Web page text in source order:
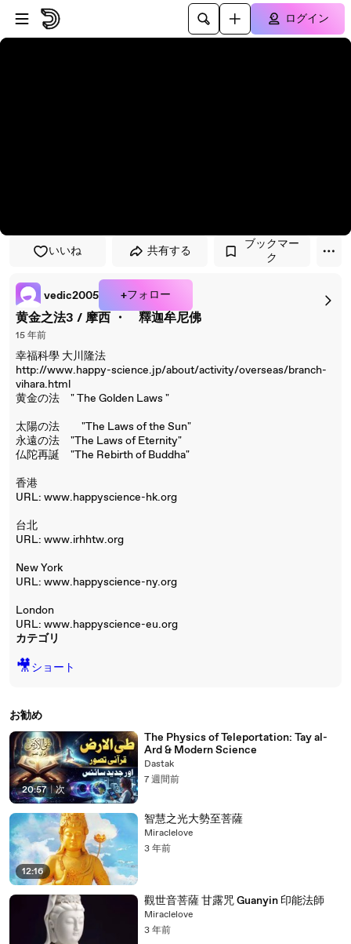
プレイヤーにスキップ
メインコンテンツにスキップ
ログイン
いいね 共有する
ブックマー
ク
vedic2005 +フォロー
黄金之法3 / 摩西 ・ 釋迦牟尼佛
15 年前
幸福科學 大川隆法
http://www.happy-science.jp/about/activity/overseas/branch-
vihara.html
黄金の法 " The Golden Laws "
太陽の法 "The Laws of the Sun"
永遠の法 "The Laws of Eternity"
仏陀再誕 "The Rebirth of Buddha"
香港
URL: www.happyscience-hk.org
台北
URL: www.irhhtw.org
New York
URL: www.happyscience-ny.org
London
URL: www.happyscience-eu.org
カテゴリ
🎥ショート
お勧め
20:57 | 次
The Physics of Teleportation: Tay al-
Ard & Modern Science
Dastak
7 週間前
12:16
智慧之光大勢至菩薩
Miraclelove
3 年前
觀世音菩薩 甘露咒 Guanyin 印能法師
Miraclelove
3 年前